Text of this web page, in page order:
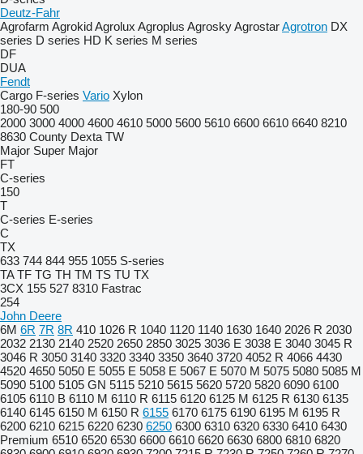
Deutz-Fahr
Agrofarm AgrokidAgrolux Agroplus AgroskyAgrostarAgrotron DX
series D series HD K series M series
DF
DUA
Fendt
Cargo F-series Vario Xylon
180-90 500
2000 3000 4000 4600 4610 5000 5600 5610 6600 6610 6640 8210
8630 County Dexta TW
Major Super Major
FT
C-series
150
T
C-series E-series
C
TX
633 744 844 955 1055 S-series
TA TF TG TH TM TS TU TX
3CX 155 527 8310 Fastrac
254
John Deere
6M 6R 7R 8R 410 1026 R 1040 1120 1140 1630 1640 2026 R 2030
2032 2130 2140 2520 2650 2850 3025 3036 E 3038 E 3040 3045 R
3046 R 3050 3140 3320 3340 3350 3640 3720 4052 R 4066 4430
4520 4650 5050 E 5055 E 5058 E 5067 E 5070 M 5075 5080 5085 M
5090 5100 5105 GN 5115 5210 5615 5620 5720 5820 6090 6100
6105 6110 B 6110 M 6110 R 6115 6120 6125 M 6125 R 6130 6135
6140 6145 6150 M 6150 R 6155 6170 6175 6190 6195 M 6195 R
6200 6210 6215 6220 6230 6250 6300 6310 6320 6330 6410 6430
Premium 6510 6520 6530 6600 6610 6620 6630 6800 6810 6820